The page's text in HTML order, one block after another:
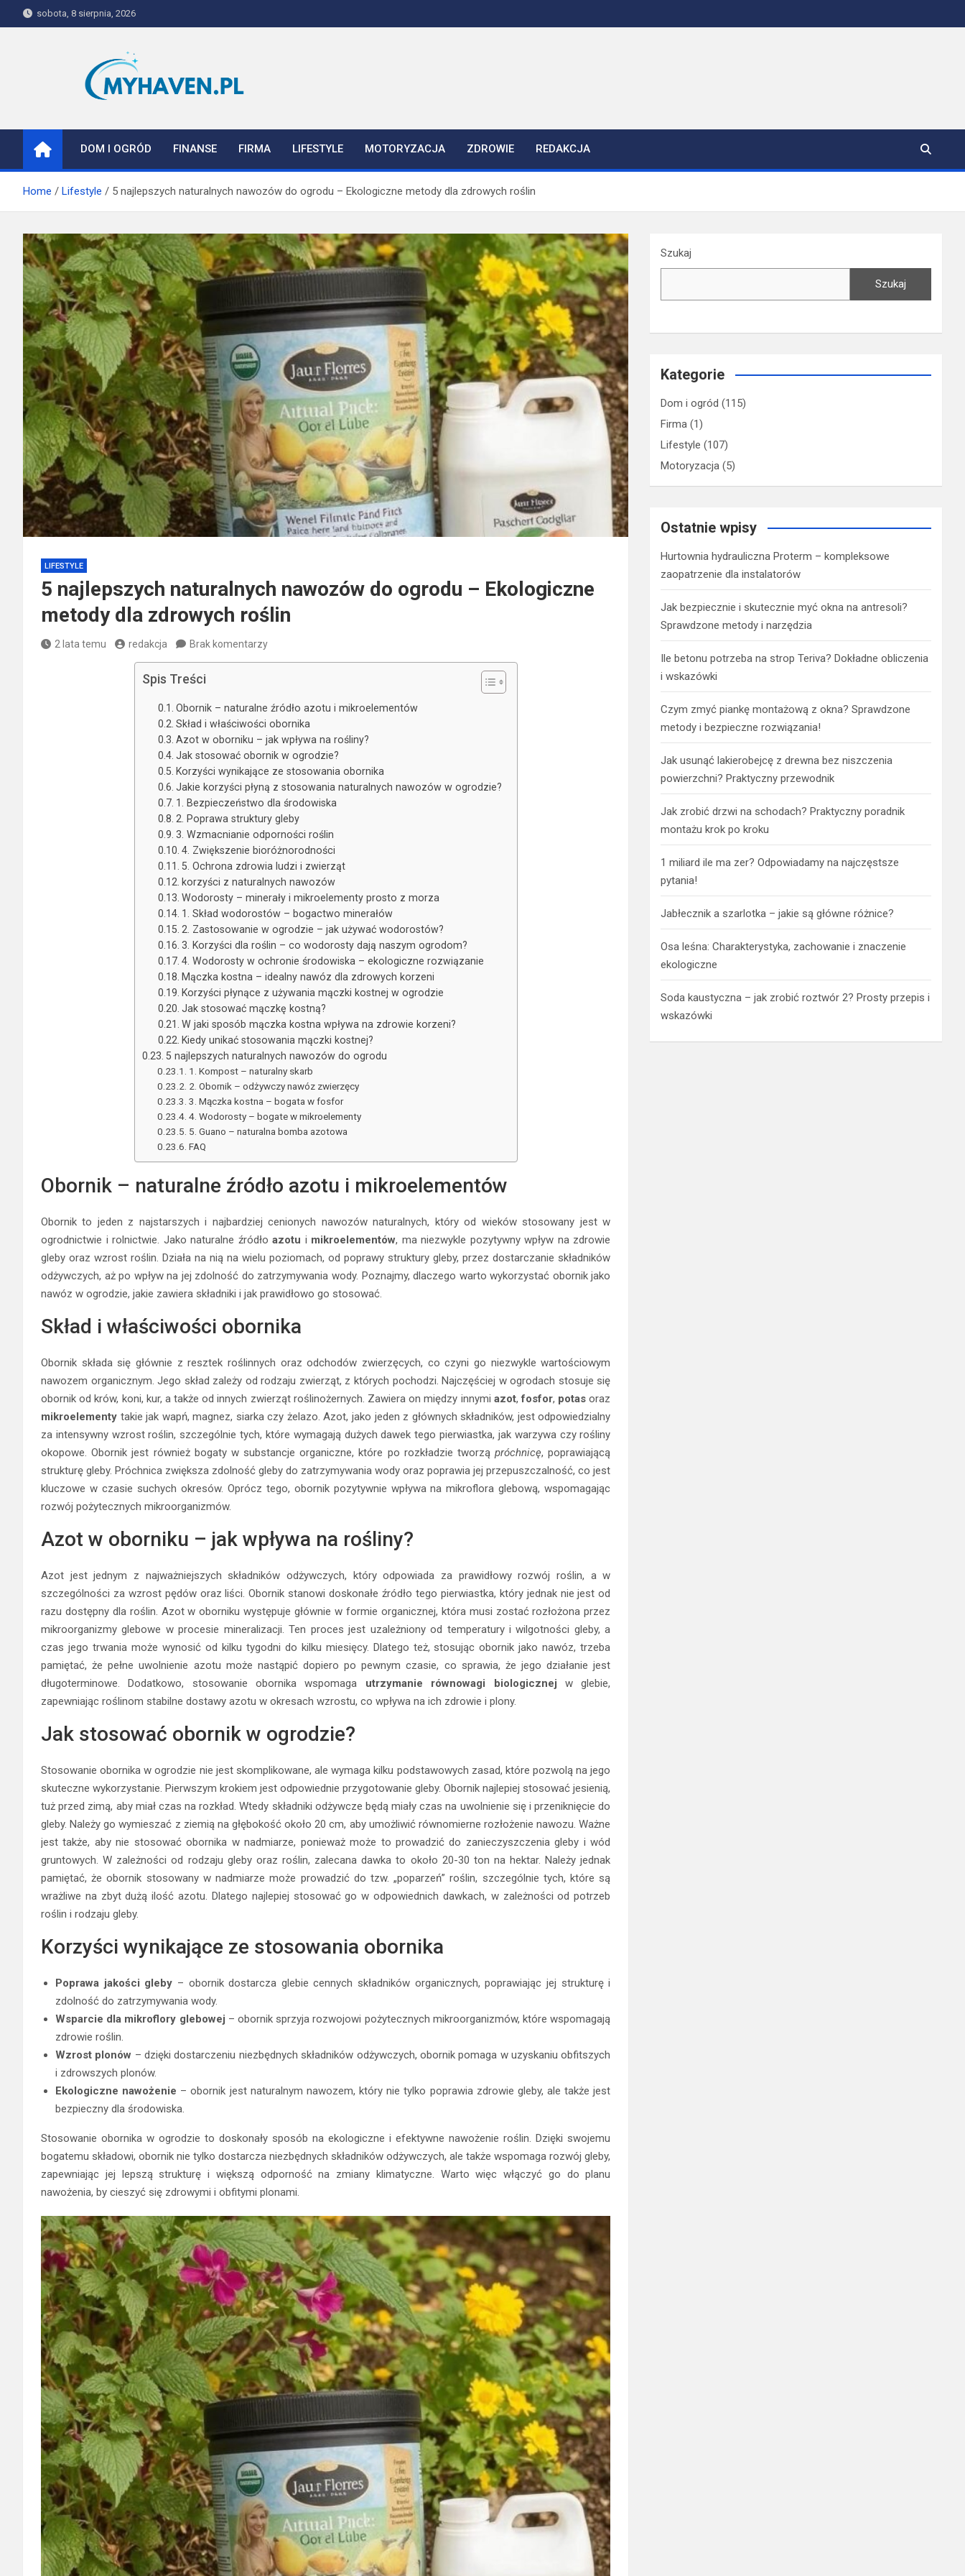
to
sobota, 8 sierpnia, 2026
Myhaven
DOM I OGRÓD FINANSE FIRMA LIFESTYLE MOTORYZACJA ZDROWIE REDAKCJA
Home Lifestyle 5 najlepszych naturalnych nawozów do ogrodu – Ekologiczne metody dla zdrowych roślin
LIFESTYLE
5 najlepszych naturalnych nawozów do ogrodu – Ekologiczne
metody dla zdrowych roślin
2 lata temu redakcja Brak komentarzy
Spis Treści
Obornik – naturalne źródło azotu i mikroelementów
Skład i właściwości obornika
Azot w oborniku – jak wpływa na rośliny?
Jak stosować obornik w ogrodzie?
Korzyści wynikające ze stosowania obornika
Jakie korzyści płyną z stosowania naturalnych nawozów w ogrodzie?
1. Bezpieczeństwo dla środowiska
2. Poprawa struktury gleby
3. Wzmacnianie odporności roślin
4. Zwiększenie bioróżnorodności
5. Ochrona zdrowia ludzi i zwierząt
korzyści z naturalnych nawozów
Wodorosty – minerały i mikroelementy prosto z morza
1. Skład wodorostów – bogactwo minerałów
2. Zastosowanie w ogrodzie – jak używać wodorostów?
3. Korzyści dla roślin – co wodorosty dają naszym ogrodom?
4. Wodorosty w ochronie środowiska – ekologiczne rozwiązanie
Mączka kostna – idealny nawóz dla zdrowych korzeni
Korzyści płynące z używania mączki kostnej w ogrodzie
Jak stosować mączkę kostną?
W jaki sposób mączka kostna wpływa na zdrowie korzeni?
Kiedy unikać stosowania mączki kostnej?
5 najlepszych naturalnych nawozów do ogrodu
1. Kompost – naturalny skarb
2. Obornik – odżywczy nawóz zwierzęcy
3. Mączka kostna – bogata w fosfor
4. Wodorosty – bogate w mikroelementy
5. Guano – naturalna bomba azotowa
FAQ
Obornik – naturalne źródło azotu i mikroelementów
Obornik to jeden z najstarszych i najbardziej cenionych nawozów naturalnych, który od wieków stosowany jest w
ogrodnictwie i rolnictwie. Jako naturalne źródłoazotu i mikroelementów, ma niezwykle pozytywny wpływ na zdrowie
gleby oraz wzrost roślin. Działa na nią na wielu poziomach, od poprawy struktury gleby, przez dostarczanie składników
odżywczych, aż po wpływ na jej zdolność do zatrzymywania wody. Poznajmy, dlaczego warto wykorzystać obornik jako
nawóz w ogrodzie, jakie zawiera składniki i jak prawidłowo go stosować.
Skład i właściwości obornika
Obornik składa się głównie z resztek roślinnych oraz odchodów zwierzęcych, co czyni go niezwykle wartościowym
nawozem organicznym. Jego skład zależy od rodzaju zwierząt, z których pochodzi. Najczęściej w ogrodach stosuje się
obornik od krów, koni, kur, a także od innych zwierząt roślinożernych. Zawiera on między innymi azot,fosfor, potas oraz
mikroelementy takie jak wapń, magnez, siarka czy żelazo. Azot, jako jeden z głównych składników, jest odpowiedzialny
za intensywny wzrost roślin, szczególnie tych, które wymagają dużych dawek tego pierwiastka, jak warzywa czy rośliny
okopowe. Obornik jest również bogaty w substancje organiczne, które po rozkładzie tworząpróchnicę, poprawiającą
strukturę gleby. Próchnica zwiększa zdolność gleby do zatrzymywania wody oraz poprawia jej przepuszczalność, co jest
kluczowe w czasie suchych okresów. Oprócz tego, obornik pozytywnie wpływa na mikroflora glebową, wspomagając
rozwój pożytecznych mikroorganizmów.
Azot w oborniku – jak wpływa na rośliny?
Azot jest jednym z najważniejszych składników odżywczych, który odpowiada za prawidłowy rozwój roślin, a w
szczególności za wzrost pędów oraz liści. Obornik stanowi doskonałe źródło tego pierwiastka, który jednak nie jest od
razu dostępny dla roślin. Azot w oborniku występuje głównie w formie organicznej, która musi zostać rozłożona przez
mikroorganizmy glebowe w procesie mineralizacji. Ten proces jest uzależniony od temperatury i wilgotności gleby, a
czas jego trwania może wynosić od kilku tygodni do kilku miesięcy. Dlatego też, stosując obornik jako nawóz, trzeba
pamiętać, że pełne uwolnienie azotu może nastąpić dopiero po pewnym czasie, co sprawia, że jego działanie jest
długoterminowe. Dodatkowo, stosowanie obornika wspomaga utrzymanie równowagi biologicznej w glebie,
zapewniając roślinom stabilne dostawy azotu w okresach wzrostu, co wpływa na ich zdrowie i plony.
Jak stosować obornik w ogrodzie?
Stosowanie obornika w ogrodzie nie jest skomplikowane, ale wymaga kilku podstawowych zasad, które pozwolą na jego
skuteczne wykorzystanie. Pierwszym krokiem jest odpowiednie przygotowanie gleby. Obornik najlepiej stosować jesienią,
tuż przed zimą, aby miał czas na rozkład. Wtedy składniki odżywcze będą miały czas na uwolnienie się i przeniknięcie do
gleby. Należy go wymieszać z ziemią na głębokość około 20 cm, aby umożliwić równomierne rozłożenie nawozu. Ważne
jest także, aby nie stosować obornika w nadmiarze, ponieważ może to prowadzić do zanieczyszczenia gleby i wód
gruntowych. W zależności od rodzaju gleby oraz roślin, zalecana dawka to około 20-30 ton na hektar. Należy jednak
pamiętać, że obornik stosowany w nadmiarze może prowadzić do tzw. „poparzeń” roślin, szczególnie tych, które są
wrażliwe na zbyt dużą ilość azotu. Dlatego najlepiej stosować go w odpowiednich dawkach, w zależności od potrzeb
roślin i rodzaju gleby.
Korzyści wynikające ze stosowania obornika
Poprawa jakości gleby – obornik dostarcza glebie cennych składników organicznych, poprawiając jej strukturę i
zdolność do zatrzymywania wody.
Wsparcie dla mikroflory glebowej – obornik sprzyja rozwojowi pożytecznych mikroorganizmów, które wspomagają
zdrowie roślin.
Wzrost plonów – dzięki dostarczeniu niezbędnych składników odżywczych, obornik pomaga w uzyskaniu obfitszych
i zdrowszych plonów.
Ekologiczne nawożenie – obornik jest naturalnym nawozem, który nie tylko poprawia zdrowie gleby, ale także jest
bezpieczny dla środowiska.
Stosowanie obornika w ogrodzie to doskonały sposób na ekologiczne i efektywne nawożenie roślin. Dzięki swojemu
bogatemu składowi, obornik nie tylko dostarcza niezbędnych składników odżywczych, ale także wspomaga rozwój gleby,
zapewniając jej lepszą strukturę i większą odporność na zmiany klimatyczne. Warto więc włączyć go do planu
nawożenia, by cieszyć się zdrowymi i obfitymi plonami.
Szukaj
Szukaj
Kategorie
Dom i ogród (115)
Firma (1)
Lifestyle (107)
Motoryzacja (5)
Ostatnie wpisy
Hurtownia hydrauliczna Proterm – kompleksowe
zaopatrzenie dla instalatorów
Jak bezpiecznie i skutecznie myć okna na antresoli?
Sprawdzone metody i narzędzia
Ile betonu potrzeba na strop Teriva? Dokładne obliczenia
i wskazówki
Czym zmyć piankę montażową z okna? Sprawdzone
metody i bezpieczne rozwiązania!
Jak usunąć lakierobejcę z drewna bez niszczenia
powierzchni? Praktyczny przewodnik
Jak zrobić drzwi na schodach? Praktyczny poradnik
montażu krok po kroku
1 miliard ile ma zer? Odpowiadamy na najczęstsze
pytania!
Jabłecznik a szarlotka – jakie są główne różnice?
Osa leśna: Charakterystyka, zachowanie i znaczenie
ekologiczne
Soda kaustyczna – jak zrobić roztwór 2? Prosty przepis i
wskazówki